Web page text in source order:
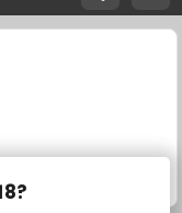
Garden Tales 3